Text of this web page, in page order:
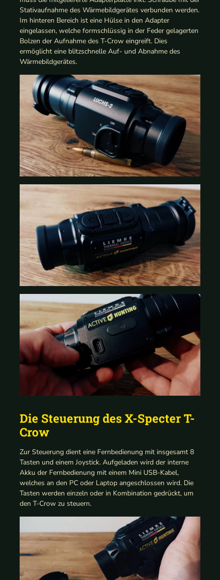
Stativaufnahme des Wärmebildgerätes verbunden werden.
Im hinteren Bereich ist eine Hülse in den Adapter
eingelassen, welche formschlüssig in der Feder gelagerten
Bolzen der Aufnahme des T-Crow eingreift. Dies
ermöglicht eine blitzschnelle Auf- und Abnahme des
Wärmebildgerätes.
Die Steuerung des X-Specter T-
Crow
Zur Steuerung dient eine Fernbedienung mit insgesamt 8
Tasten und einem Joystick. Aufgeladen wird der interne
Akku der Fernbedienung mit einem Mini USB-Kabel,
welches an den PC oder Laptop angeschlossen wird. Die
Tasten werden einzeln oder in Kombination gedrückt, um
den T-Crow zu steuern.